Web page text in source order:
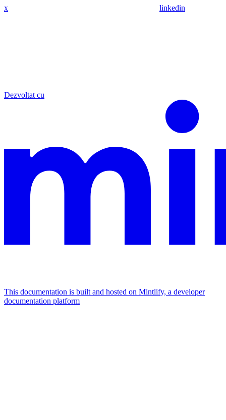
x linkedin
Dezvoltat cu
This documentation is built and hosted on Mintlify, a developer
documentation platform